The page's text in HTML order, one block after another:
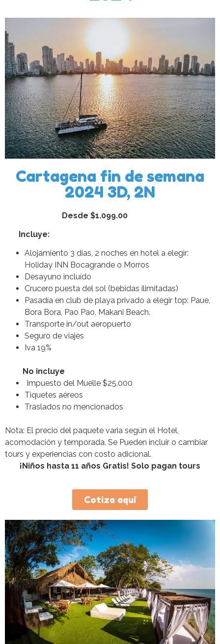
Cartagena fin de semana
2024 3D, 2N
Desde $1.099.00
Incluye:
Alojamiento 3 días, 2 noches en hotel a elegir:
Holiday INN Bocagrande o Morros
Desayuno incluído
Crucero puesta del sol (bebidas ilimitadas)
Pasadía en club de playa privado a elegir top: Paue,
Bora Bora, Pao Pao, Makani Beach.
Transporte in/out aeropuerto
Seguro de viajes
Iva 19%
No incluye
Impuesto del Muelle $25.000
Tiquetes aéreos
Traslados no mencionados
Nota: El precio del paquete varia según el Hotel,
acomodación y temporada. Se Pueden incluir o cambiar
tours y experiencias con costo adicional.
¡Niños hasta 11 años Gratis! Solo pagan tours
Cotiza aquí